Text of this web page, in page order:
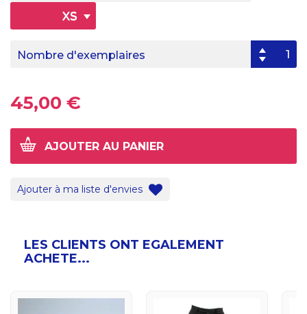
XS
Nombre d'exemplaires
45,00 €
AJOUTER AU PANIER
Ajouter à ma liste d'envies
LES CLIENTS ONT EGALEMENT
ACHETE...